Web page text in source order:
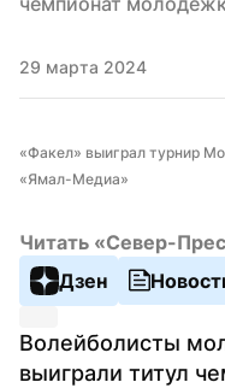
29 марта 2024
«Факел» выиграл турнир
«Ямал-Медиа»
Читать «Север-
Дзен
Волейболисты
выиграли титул